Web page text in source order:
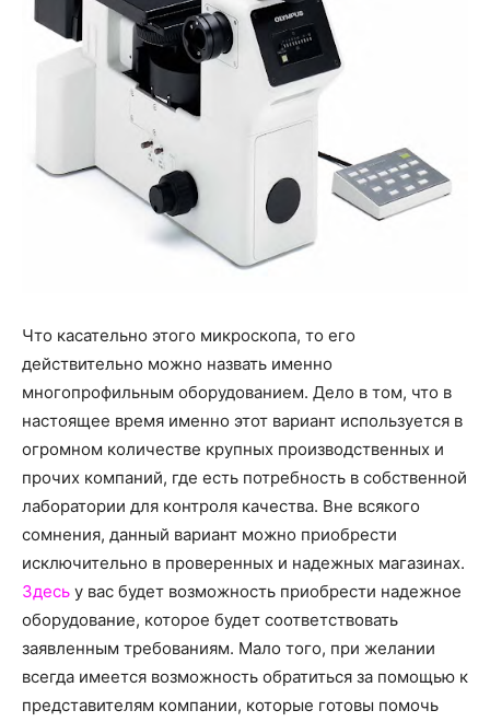
нем
Что касательно этого микроскопа, то его
действительно можно назвать именно
многопрофильным оборудованием. Дело в том, что в
настоящее время именно этот вариант используется в
огромном количестве крупных производственных и
прочих компаний, где есть потребность в собственной
лаборатории для контроля качества. Вне всякого
сомнения, данный вариант можно приобрести
исключительно в проверенных и надежных магазинах.
Здесь у вас будет возможность приобрести надежное
оборудование, которое будет соответствовать
заявленным требованиям. Мало того, при желании
всегда имеется возможность обратиться за помощью к
представителям компании, которые готовы помочь